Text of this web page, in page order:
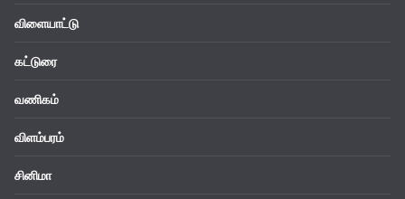
விளையாட்டு
கட்டுரை
வணிகம்
விளம்பரம்
சினிமா